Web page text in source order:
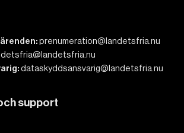
prenumeration@landetsfria.nu
dataskyddsansvarig@landetsfria.nu
support